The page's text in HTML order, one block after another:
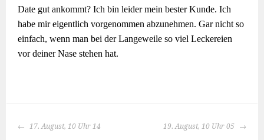
Date gut ankommt? Ich bin leider mein bester Kunde. Ich
habe mir eigentlich vorgenommen abzunehmen. Gar nicht so
einfach, wenn man bei der Langeweile so viel Leckereien
vor deiner Nase stehen hat.
BEITRAGS-
17. August, 10 Uhr 14 19. August, 10 Uhr 05